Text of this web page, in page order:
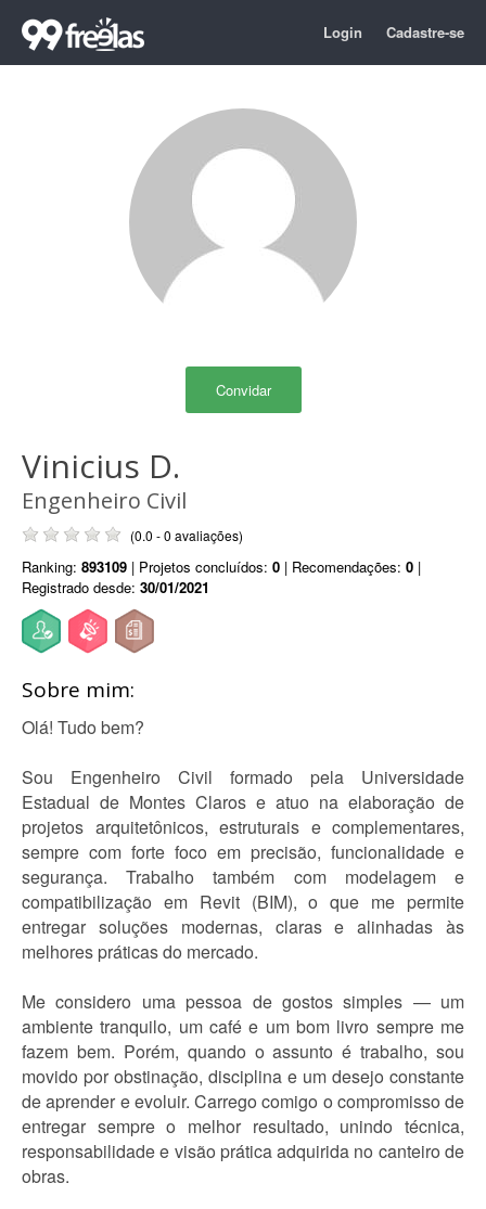
Login Cadastre-se
Convidar
Vinicius D.
Engenheiro Civil
(0.0 - 0 avaliações)
Ranking: 893109 | Projetos concluídos: 0 | Recomendações: 0 |
Registrado desde: 30/01/2021
Sobre mim:
Olá! Tudo bem?
Sou Engenheiro Civil formado pela Universidade
Estadual de Montes Claros e atuo na elaboração de
projetos arquitetônicos, estruturais e complementares,
sempre com forte foco em precisão, funcionalidade e
segurança. Trabalho também com modelagem e
compatibilização em Revit (BIM), o que me permite
entregar soluções modernas, claras e alinhadas às
melhores práticas do mercado.
Me considero uma pessoa de gostos simples — um
ambiente tranquilo, um café e um bom livro sempre me
fazem bem. Porém, quando o assunto é trabalho, sou
movido por obstinação, disciplina e um desejo constante
de aprender e evoluir. Carrego comigo o compromisso de
entregar sempre o melhor resultado, unindo técnica,
responsabilidade e visão prática adquirida no canteiro de
obras.